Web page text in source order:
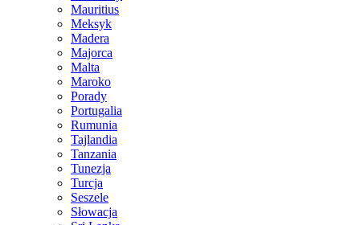
Mauritius
Meksyk
Madera
Majorca
Malta
Maroko
Porady
Portugalia
Rumunia
Tajlandia
Tanzania
Tunezja
Turcja
Seszele
Słowacja